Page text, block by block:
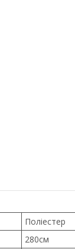
Поліестер
280см